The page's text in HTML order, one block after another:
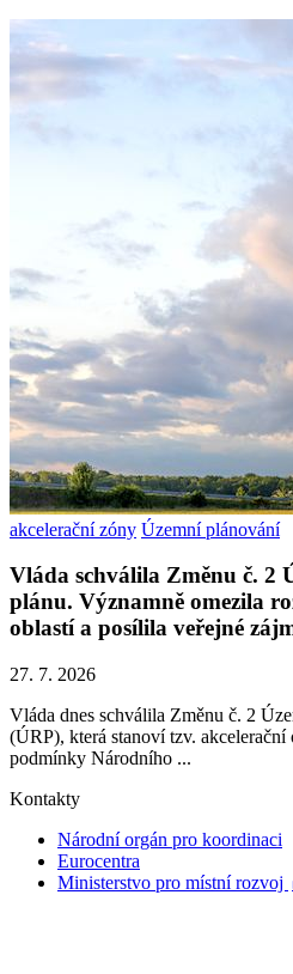
akcelerační zóny Územní plánování
Vláda schválila Změnu č. 2
plánu. Významně omezila
oblastí a posílila veřejné
27. 7. 2026
Vláda dnes schválila Změnu č. 2
(ÚRP), která stanoví tzv.
podmínky Národního ...
Kontakty
Národní orgán pro koordinaci
Eurocentra
Ministerstvo pro místní rozvoj